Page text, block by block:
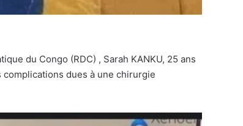
du Congo (RDC) , Sarah KANKU, 25 ans
dues à une chirurgie